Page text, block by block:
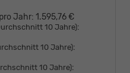
Jahr: 1.595,76 €
10 Jahre):
10 Jahre):
10 Jahre):